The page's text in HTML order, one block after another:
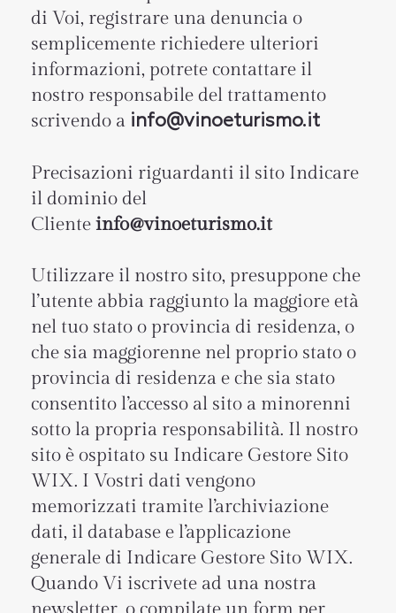
di Voi, registrare una denuncia o
semplicemente richiedere ulteriori
informazioni, potrete contattare il
nostro responsabile del trattamento
scrivendo a info@vinoeturismo.it
Precisazioni riguardanti il sito Indicare
il dominio del
Clienteinfo@vinoeturismo.it
​Utilizzare il nostro sito, presuppone che
l’utente abbia raggiunto la maggiore età
nel tuo stato o provincia di residenza, o
che sia maggiorenne nel proprio stato o
provincia di residenza e che sia stato
consentito l’accesso al sito a minorenni
sotto la propria responsabilità. Il nostro
sito è ospitato su Indicare Gestore Sito
WIX. I Vostri dati vengono
memorizzati tramite l’archiviazione
dati, il database e l’applicazione
generale di Indicare Gestore Sito WIX.
Quando Vi iscrivete ad una nostra